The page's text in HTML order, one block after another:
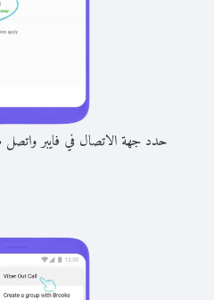
حدد جهة الاتصال في فايبر واتصل